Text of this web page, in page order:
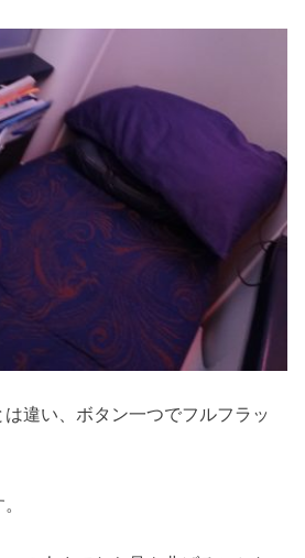
違い、ボタン一つでフルフラッ